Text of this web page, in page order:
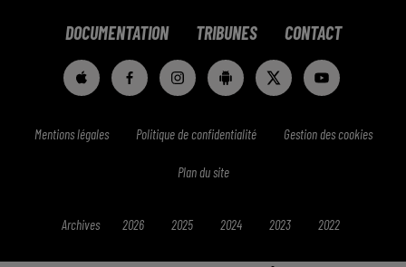
DOCUMENTATION TRIBUNES CONTACT
Mentions légales Politique de confidentialité Gestion des cookies
Plan du site
Archives 2026 2025 2024 2023 2022